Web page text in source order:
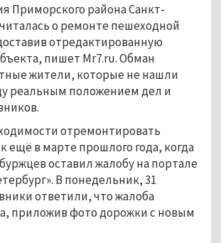
Приморского района Санкт-
о ремонте пешеходной
отредактированную
пишет Mr7.ru. Обман
жители, которые не нашли
реальным положением дел и
отремонтировать
ещё в марте прошлого года, когда
оставил жалобу на портале
В понедельник, 31
ответили, что жалоба
приложив фото дорожки с новым